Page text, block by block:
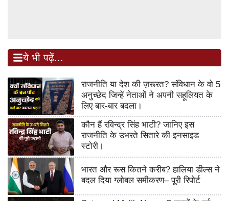
ये भी पढ़ें...
राजनीति या देश की ज़रूरत? संविधान के वो 5
अनुच्छेद जिन्हें नेताओं ने अपनी सहूलियत के
लिए बार-बार बदला।
कौन हैं रविन्द्र सिंह भाटी? जानिए इस
राजनीति के उभरते सितारे की इनसाइड
स्टोरी।
भारत और रूस कितने करीब? हालिया डील्स ने
बदल दिया ग्लोबल समीकरण– पूरी रिपोर्ट